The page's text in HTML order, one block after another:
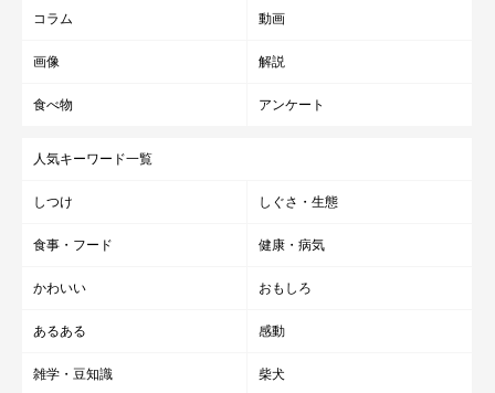
ので、体重と食事の両方を確認するようにしましょう。
獣医師監修|犬がゴハンを食べない…考えられる
愛犬が急にゴハン（ご飯）を食べなくと、飼い主さんはとても不安
す。そこで、5つの原因に対するその対処法をご紹介します。
足腰の関節のこわばり
ズに体を動かせなくなると犬は動くのを嫌がるようになり、さら
に関節に負担がかかるという悪循環に陥ることも。老犬は加齢に
コラム 動画
画像 解説
食べ物 アンケート
人気キーワード一覧
しつけ しぐさ・生態
食事・フード 健康・病気
かわいい おもしろ
あるある 感動
雑学・豆知識 柴犬